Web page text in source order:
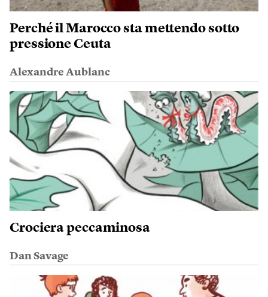
Perché il Marocco sta mettendo sotto
pressione Ceuta
Alexandre Aublanc
Crociera peccaminosa
Dan Savage